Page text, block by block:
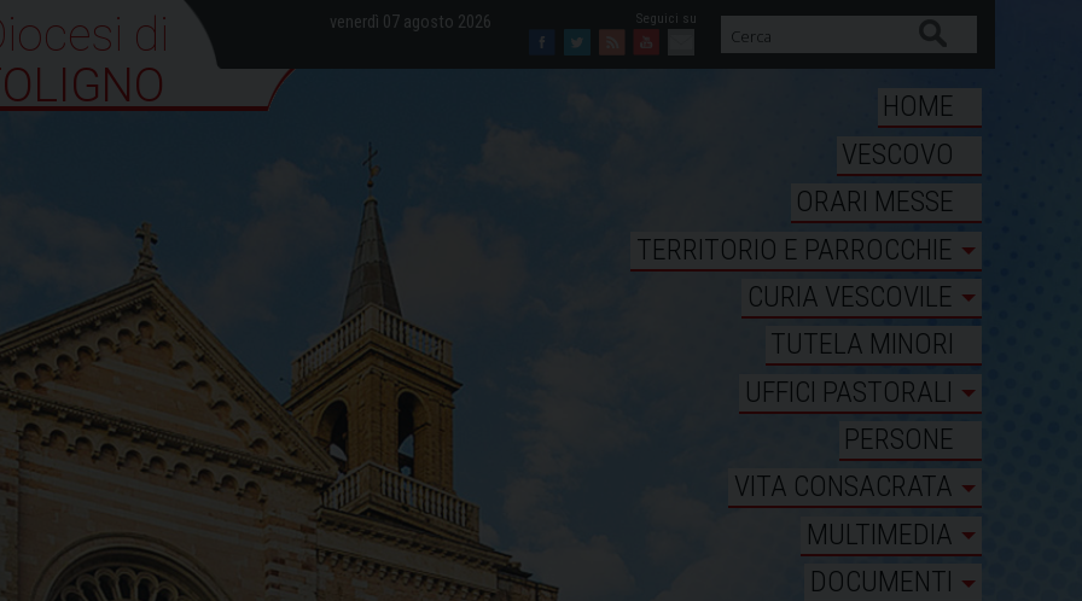
venerdì 07 agosto 2026
Facebook
Twitter
FeedYoutube
Mail
di Foligno
HOME
VESCOVO
ORARI MESSE
TERRITORIO E PARROCCHIE
CURIA VESCOVILE
TUTELA MINORI
UFFICI PASTORALI
PERSONE
VITA CONSACRATA
MULTIMEDIA
DOCUMENTI